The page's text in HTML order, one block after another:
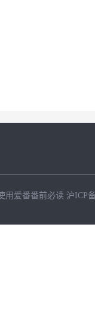
用爱番番前必读 沪ICP